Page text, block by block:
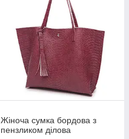
Жіноча сумка бордова з
пензликом ділова